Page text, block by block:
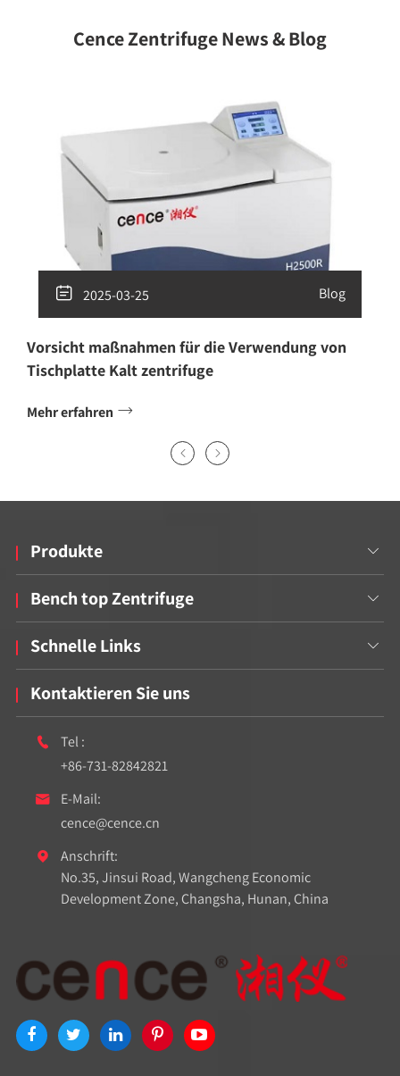
Cence Zentrifuge News & Blog
 2025-03-25 Blog
Vorsicht maßnahmen für die Verwendung von
Tischplatte Kalt zentrifuge
Mehr erfahren 
 
Produkte 
Bench top Zentrifuge 
Schnelle Links 
Kontaktieren Sie uns

Tel :
+86-731-82842821

E-Mail:
cence@cence.cn

Anschrift:
No.35, Jinsui Road, Wangcheng Economic
Development Zone, Changsha, Hunan, China